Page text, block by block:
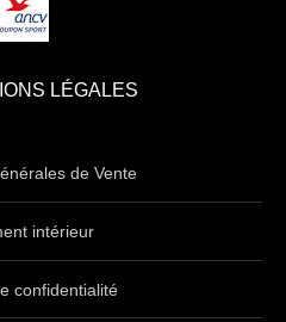
LÉGALES
de Vente
intérieur
confidentialité